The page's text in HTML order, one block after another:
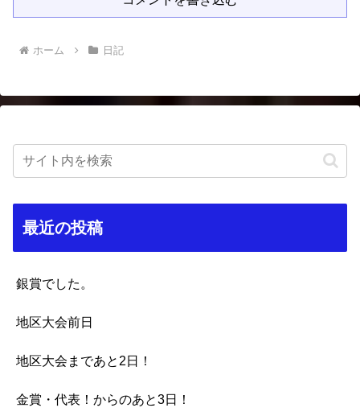
ホーム 日記
最近の投稿
銀賞でした。
地区大会前日
地区大会まであと2日！
金賞・代表！からのあと3日！